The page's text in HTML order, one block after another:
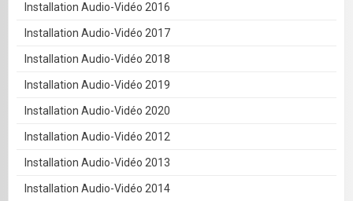
Installation Audio-Vidéo 2016
Installation Audio-Vidéo 2017
Installation Audio-Vidéo 2018
Installation Audio-Vidéo 2019
Installation Audio-Vidéo 2020
Installation Audio-Vidéo 2012
Installation Audio-Vidéo 2013
Installation Audio-Vidéo 2014